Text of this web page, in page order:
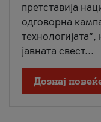
претставија
одговорна
јавната свест...
Дознај